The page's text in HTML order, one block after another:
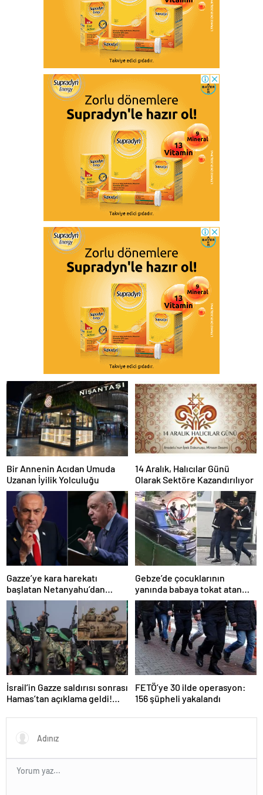
Bir Annenin Acıdan Umuda
Uzanan İyilik Yolculuğu
14 Aralık, Halıcılar Günü
Olarak Sektöre Kazandırılıyor
Gazze’ye kara harekatı
başlatan Netanyahu’dan
Erdoğan’a küstah sözler
Gebze’de çocuklarının
yanında babaya tokat atan
sürücü tutuklandı
İsrail’in Gazze saldırısı sonrası
Hamas’tan açıklama geldi!
FETÖ’ye 30 ilde operasyon:
156 şüpheli yakalandı